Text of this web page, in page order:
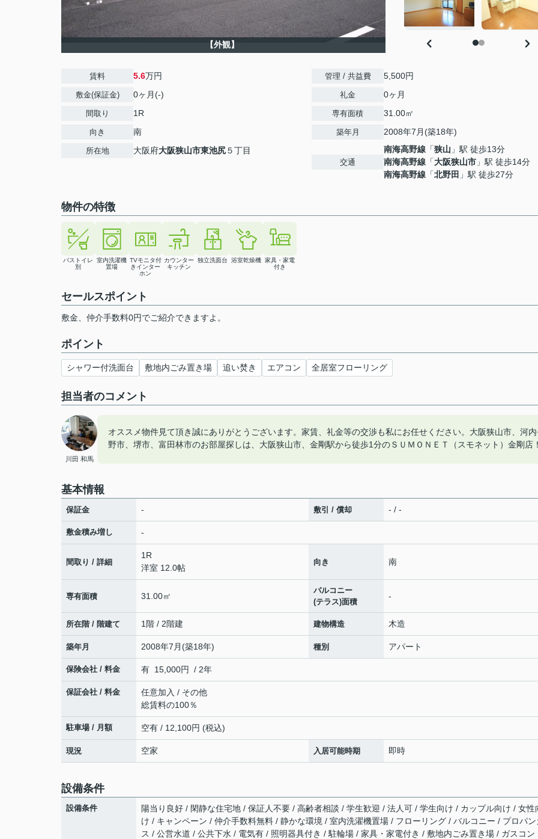
【外観】
賃料 5.6万円
敷金(保証金) 0ヶ月(-)
間取り 1R
向き 南
所在地 大阪府大阪狭山市東池尻５丁目
管理 / 共益費 5,500円
礼金 0ヶ月
専有面積 31.00㎡
築年月 2008年7月(築18年)
交通
南海高野線 「狭山 」駅 徒歩13分
南海高野線 「大阪狭山市 」駅 徒歩14分
南海高野線 「北野田 」駅 徒歩27分
物件の特徴
バストイレ
別
室内洗濯機
置場
TVモニタ付
きインター
ホン
カウンター
キッチン
独立洗面台 浴室乾燥機 家具・家電
付き
セールスポイント
敷金、仲介手数料0円でご紹介できますよ。
ポイント
シャワー付洗面台 敷地内ごみ置き場 追い焚き エアコン 全居室フローリング
担当者のコメント
川田 和馬
オススメ物件見て頂き誠にありがとうございます。家賃、礼金等の交渉も私にお任せください。大阪狭山市、河
野市、堺市、富田林市のお部屋探しは、大阪狭山市、金剛駅から徒歩1分のＳＵＭＯＮＥＴ（スモネット）金剛店
基本情報
保証金 - 敷引 / 償却 - / -
敷金積み増し -
間取り / 詳細
1R
洋室 12.0帖
向き 南
専有面積 31.00㎡
バルコニー
(テラス)面積
-
所在階 / 階建て 1階 / 2階建 建物構造 木造
築年月 2008年7月(築18年) 種別 アパート
保険会社 / 料金 有 15,000円 / 2年
保証会社 / 料金
任意加入 / その他
総賃料の100％
駐車場 / 月額 空有 / 12,100円 (税込)
現況 空家 入居可能時期 即時
設備条件
設備条件
陽当り良好 / 閑静な住宅地 / 保証人不要 / 高齢者相談 / 学生歓迎 / 法人可 / 学生向け / カップル向け / 女性
け / キャンペーン / 仲介手数料無料 / 静かな環境 / 室内洗濯機置場 / フローリング / バルコニー / プロパン
ス / 公営水道 / 公共下水 / 電気有 / 照明器具付き / 駐輪場 / 家具・家電付き / 敷地内ごみ置き場 / ガスコン